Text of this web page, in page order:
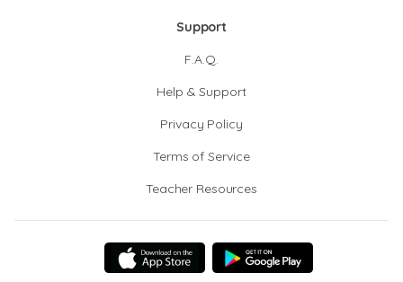
Support
F.A.Q.
Help & Support
Privacy Policy
Terms of Service
Teacher Resources